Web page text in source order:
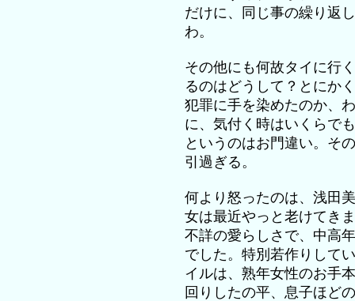
だけに、同じ事の繰り返
わ。
その他にも何故タイに行
るのはどうして？とにか
犯罪に手を染めたのか、
に、気付く時はいくらで
というのはお門違い。そ
引過ぎる。
何より怒ったのは、浅田
女は最近やっと老けてき
不詳の愛らしさで、中高
でした。特別若作りして
イルは、熟年女性のお手
回りしたの平、息子ほど